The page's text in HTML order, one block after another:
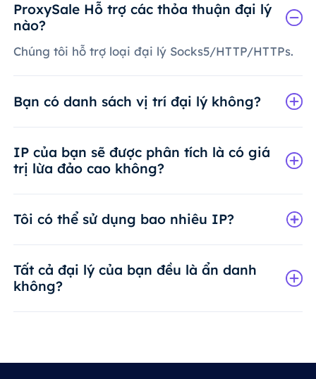
ProxySale Hỗ trợ các thỏa thuận đại lý
nào?
Chúng tôi hỗ trợ loại đại lý Socks5/HTTP/HTTPs.
Bạn có danh sách vị trí đại lý không?
IP của bạn sẽ được phân tích là có giá
trị lừa đảo cao không?
Tôi có thể sử dụng bao nhiêu IP?
Tất cả đại lý của bạn đều là ẩn danh
không?